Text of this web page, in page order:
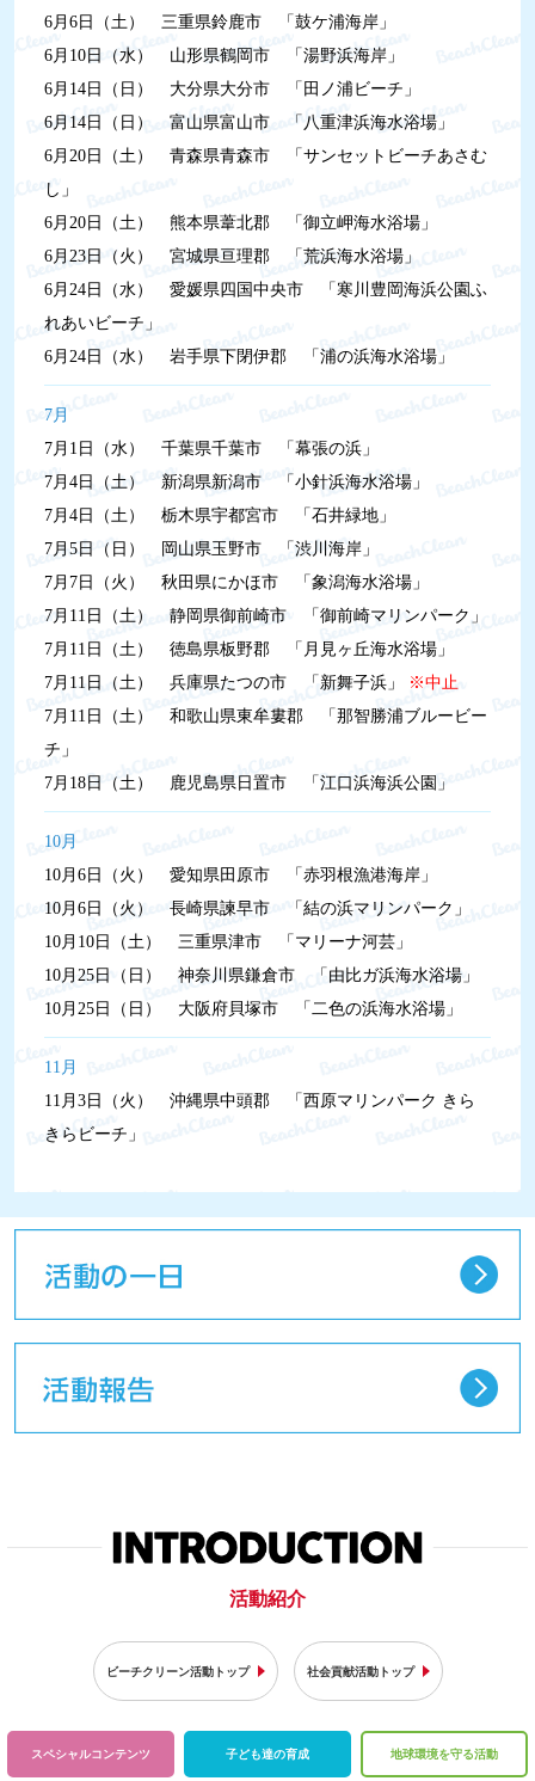
6月6日（土）
三重県鈴鹿市 「鼓ケ浦海岸」
6月10日（水）
山形県鶴岡市 「湯野浜海岸」
6月14日（日）
大分県大分市 「田ノ浦ビーチ」
6月14日（日）
富山県富山市 「八重津浜海水浴場」
6月20日（土）
青森県青森市 「サンセットビーチあさむ
し」
6月20日（土）
熊本県葦北郡 「御立岬海水浴場」
6月23日（火）
宮城県亘理郡 「荒浜海水浴場」​
6月24日（水）
愛媛県四国中央市 「寒川豊岡海浜公園ふ
れあいビーチ」
6月24日（水）
岩手県下閉伊郡 「浦の浜海水浴場」
7月
7月1日（水）
千葉県千葉市 「幕張の浜」
7月4日（土）
新潟県新潟市 「小針浜海水浴場」
7月4日（土）
栃木県宇都宮市 「石井緑地」
7月5日（日）
岡山県玉野市 「渋川海岸」
7月7日（火）
秋田県にかほ市 「象潟海水浴場」
7月11日（土）
静岡県御前崎市 「御前崎マリンパーク」
7月11日（土）
徳島県板野郡 「月見ヶ丘海水浴場」
7月11日（土）
兵庫県たつの市 「新舞子浜」
※中止
7月11日（土）
和歌山県東牟婁郡 「那智勝浦ブルービー
チ」
7月18日（土）
鹿児島県日置市 「江口浜海浜公園」
10月
10月6日（火）
愛知県田原市 「赤羽根漁港海岸」
10月6日（火）
長崎県諫早市 「結の浜マリンパーク」
10月10日（土）
三重県津市 「マリーナ河芸」
10月25日（日）
神奈川県鎌倉市 「由比ガ浜海水浴場」
10月25日（日）
大阪府貝塚市 「二色の浜海水浴場」
11月
11月3日（火）
沖縄県中頭郡 「西原マリンパーク きら
きらビーチ」
活動紹介
ビーチクリーン活動トップ 社会貢献活動トップ
スペシャルコンテンツ 子ども達の育成 地球環境を守る活動